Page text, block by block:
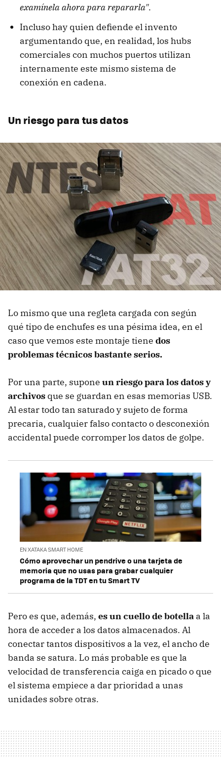
examínela ahora para repararla".
Incluso hay quien defiende el invento
argumentando que, en realidad, los hubs
comerciales con muchos puertos utilizan
internamente este mismo sistema de
conexión en cadena.
Un riesgo para tus datos
Lo mismo que una regleta cargada con según
qué tipo de enchufes es una pésima idea, en el
caso que vemos este montaje tiene dos
problemas técnicos bastante serios.
Por una parte, supone un riesgo para los datos y
archivos que se guardan en esas memorias USB.
Al estar todo tan saturado y sujeto de forma
precaria, cualquier falso contacto o desconexión
accidental puede corromper los datos de golpe.
EN XATAKA SMART HOME
Cómo aprovechar un pendrive o una tarjeta de
memoria que no usas para grabar cualquier
programa de la TDT en tu Smart TV
Pero es que, además, es un cuello de botella a la
hora de acceder a los datos almacenados. Al
conectar tantos dispositivos a la vez, el ancho de
banda se satura. Lo más probable es que la
velocidad de transferencia caiga en picado o que
el sistema empiece a dar prioridad a unas
unidades sobre otras.